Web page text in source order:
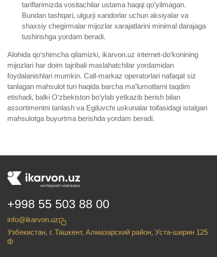
tariflarimizda vositachilar ustama haqqi qo’yilmagan.
Bundan tashqari, ulgurji xaridorlar uchun aksiyalar va
shaxsiy chegirmalar mijozlar xarajatlarini minimal darajaga
tushirishga yordam beradi.
Alohida qo‘shimcha qilamizki, ikarvon.uz internet-do‘konining
mijozlari har doim tajribali maslahatchilar yordamidan
foydalanishlari mumkin. Call-markaz operatorlari nafaqat siz
tanlagan mahsulot turi haqida barcha ma’lumotlarni taqdim
etishadi, balki O‘zbekiston bo‘ylab yetkazib berish bilan
assortimentni tanlash va Egiluvchi uskunalar toifasidagi istalgan
mahsulotga buyurtma berishda yordam beradi.
+998 55 503 88 00
info@ikarvon.uz
Узбекистан, г. Ташкент, Алмазарский район, Уста-ширин 125
ф